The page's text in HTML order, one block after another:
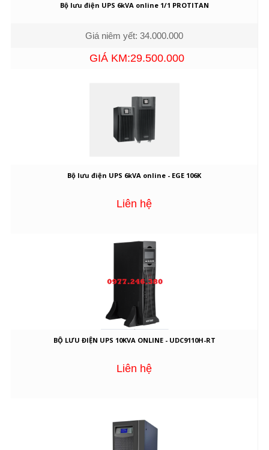
Bộ lưu điện UPS 6kVA online 1/1 PROTITAN
Giá niêm yết: 34.000.000
GIÁ KM:29.500.000
Bộ lưu điện UPS 6kVA online - EGE 106K
Liên hệ
BỘ LƯU ĐIỆN UPS 10KVA ONLINE - UDC9110H-RT
Liên hệ